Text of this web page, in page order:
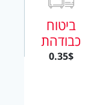
ביטוח
כבודהת
0.35$